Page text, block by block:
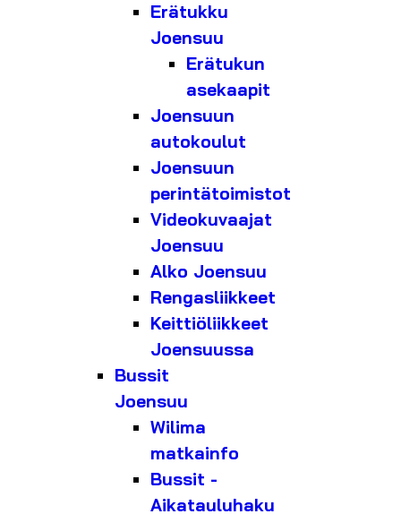
Erätukku
Joensuu
Erätukun
asekaapit
Joensuun
autokoulut
Joensuun
perintätoimistot
Videokuvaajat
Joensuu
Alko Joensuu
Rengasliikkeet
Keittiöliikkeet
Joensuussa
Bussit
Joensuu
Wilima
matkainfo
Bussit -
Aikatauluhaku